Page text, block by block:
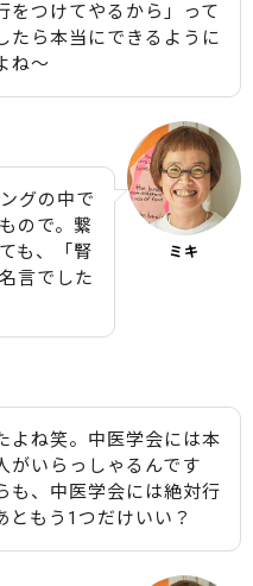
をつけてやるから」って
たら本当にできるように
ね〜
グの中で
ので。繋
も、「腎
言でした
ミキ
よね笑。中医学会には本
がいらっしゃるんです
も、中医学会には絶対行
ともう1つだけいい？